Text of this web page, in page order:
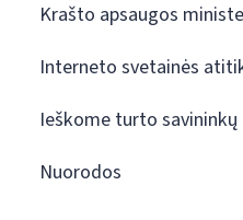
Krašto apsaugos
Interneto svetainės
Ieškome turto savininkų
Nuorodos